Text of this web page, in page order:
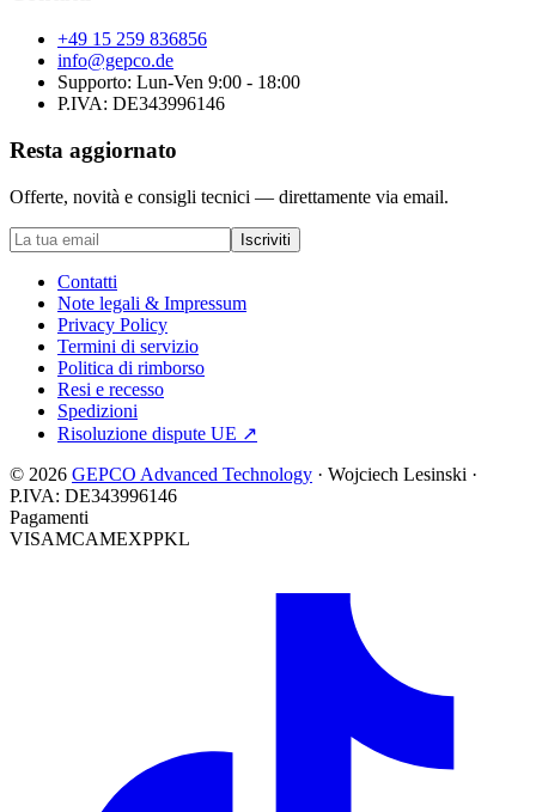
+49 15 259 836856
info@gepco.de
Supporto: Lun-Ven 9:00 - 18:00
P.IVA: DE343996146
Resta aggiornato
Offerte, novità e consigli tecnici — direttamente via email.
Iscriviti
Contatti
Note legali & Impressum
Privacy Policy
Termini di servizio
Politica di rimborso
Resi e recesso
Spedizioni
Risoluzione dispute UE ↗
© 2026 GEPCO Advanced Technology · Wojciech Lesinski ·
P.IVA: DE343996146
Pagamenti
VISAMCAMEXPPKL